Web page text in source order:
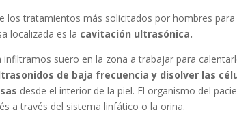
los tratamientos más solicitados por hombres para
localizada es la cavitación ultrasónica.
infiltramos suero en la zona a trabajar para
de baja frecuencia y disolver las
desde el interior de la piel. El organismo del
a través del sistema linfático o la orina.